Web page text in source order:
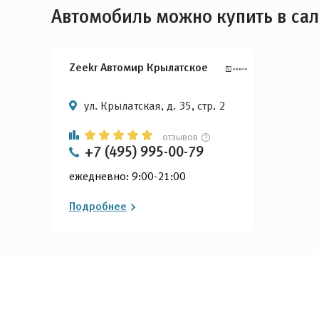
Автомобиль можно купить в
Zeekr Автомир Крылатское
ул. Крылатская, д. 35, стр. 2
отзывов
+7 (495) 995-00-79
ежедневно: 9:00-21:00
Подробнее